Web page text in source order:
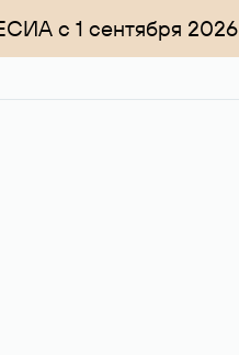
с 1 сентября 2026